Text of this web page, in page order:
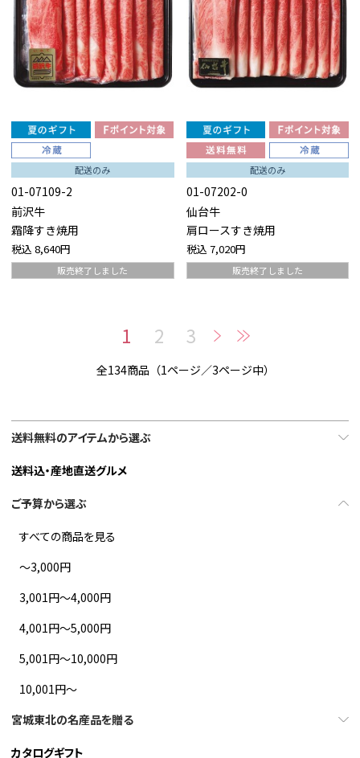
配送のみ
01-07109-2
前沢牛
霜降すき焼用
税込 8,640円
販売終了しました
配送のみ
01-07202-0
仙台牛
肩ロースすき焼用
税込 7,020円
販売終了しました
1 2 3
全134商品（1ページ／3ページ中）
送料無料のアイテムから選ぶ
送料込・産地直送グルメ
ご予算から選ぶ
すべての商品を見る
～3,000円
3,001円～4,000円
4,001円～5,000円
5,001円～10,000円
10,001円～
宮城東北の名産品を贈る
カタログギフト